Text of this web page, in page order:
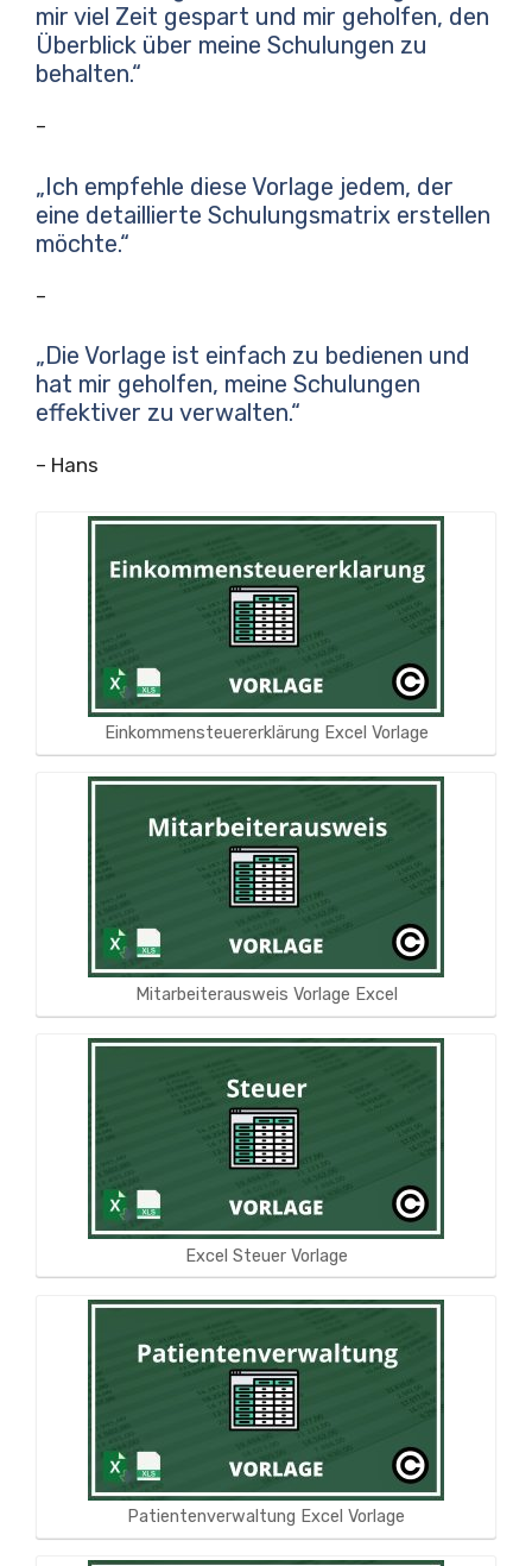
mir viel Zeit gespart und mir geholfen, den
Überblick über meine Schulungen zu
behalten.“
–
„Ich empfehle diese Vorlage jedem, der
eine detaillierte Schulungsmatrix erstellen
möchte.“
–
„Die Vorlage ist einfach zu bedienen und
hat mir geholfen, meine Schulungen
effektiver zu verwalten.“
– Hans
Einkommensteuererklärung Excel Vorlage
Mitarbeiterausweis Vorlage Excel
Excel Steuer Vorlage
Patientenverwaltung Excel Vorlage